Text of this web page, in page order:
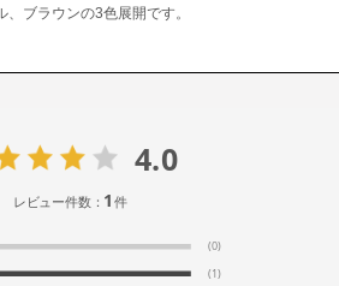
ブラウンの3色展開です。
4.0
レビュー件数： 1件
(0)
(1)